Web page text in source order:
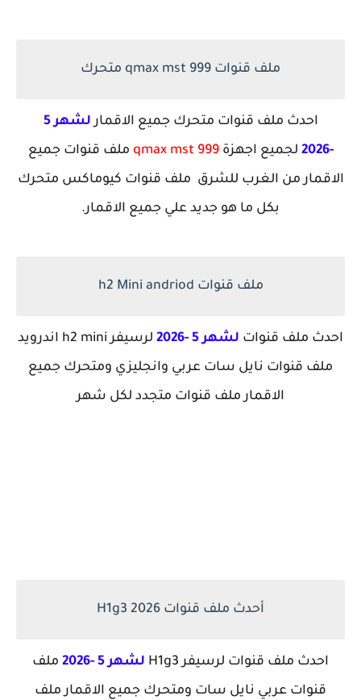
ملف قنوات qmax mst 999 متحرك
احدث ملف قنوات متحرك جميع الاقمار
لشهر 5
-2026
لجميع اجهزةqmax mst 999 ملف قنوات جميع
الاقمار من الغرب للشرق ملف قنوات كيوماكس متحرك
بكل ما هو جديد علي جميع الاقمار.
ملف قنوات h2 Mini andriod
احدث ملف قنوات لشهر 5 -2026
لرسيفر h2 mini اندرويد
ملف قنوات نايل سات عربي وانجليزي ومتحرك جميع
الاقمار ملف قنوات متجدد لكل شهر
أحدث ملف قنوات H1g3 2026
احدث ملف قنوات لرسيفر H1g3 لشهر 5 -2026
ملف
قنوات عربي نايل سات ومتحرك جميع الاقمار ملف